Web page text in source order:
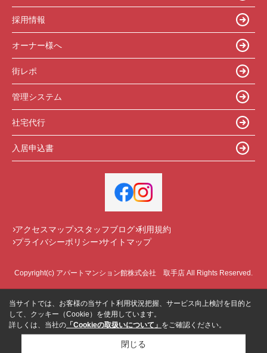
採用情報
オーナー様へ
街レポ
管理システム
社宅代行
入居申込書
アクセスマップ スタッフブログ 利用規約
プライバシーポリシー サイトマップ
Copyright(c) アパートマンション館株式会社 取手店 All Rights Reserved.
当サイトでは、お客様の当サイト利用状況把握、サービス向上検討を目的と
して、クッキー（Cookie）を使用しています。
詳しくは、当社の 「Cookieの取扱いについて」 をご確認ください。
閉じる